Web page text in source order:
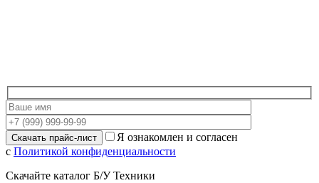
Я ознакомлен и согласен
с Политикой конфиденциальности
Скачайте каталог Б/У Техники